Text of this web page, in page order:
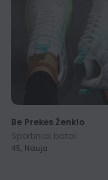
Be Prekės Ženklo
Sportiniai batai
45, Nauja